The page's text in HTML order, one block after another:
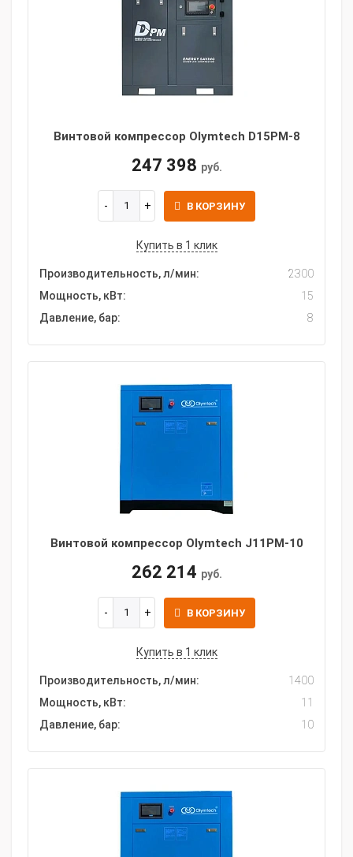
Винтовой компрессор Olymtech D15PM-8
247 398 руб.
В КОРЗИНУ
Купить в 1 клик
Производительность, л/мин:
2300
Мощность, кВт:
15
Давление, бар:
8
Винтовой компрессор Olymtech J11PM-10
262 214 руб.
В КОРЗИНУ
Купить в 1 клик
Производительность, л/мин:
1400
Мощность, кВт:
11
Давление, бар:
10